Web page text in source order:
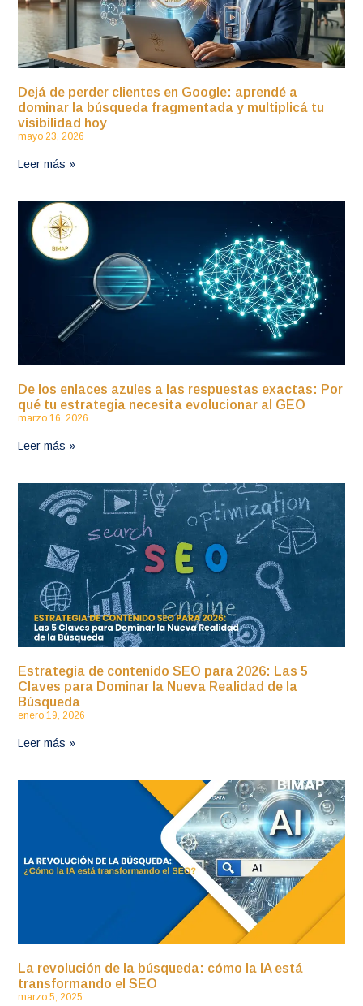
Dejá de perder clientes en Google: aprendé a
dominar la búsqueda fragmentada y multiplicá tu
visibilidad hoy
mayo 23, 2026
Leer más »
De los enlaces azules a las respuestas exactas: Por
qué tu estrategia necesita evolucionar al GEO
marzo 16, 2026
Leer más »
Estrategia de contenido SEO para 2026: Las 5
Claves para Dominar la Nueva Realidad de la
Búsqueda
enero 19, 2026
Leer más »
La revolución de la búsqueda: cómo la IA está
transformando el SEO
marzo 5, 2025